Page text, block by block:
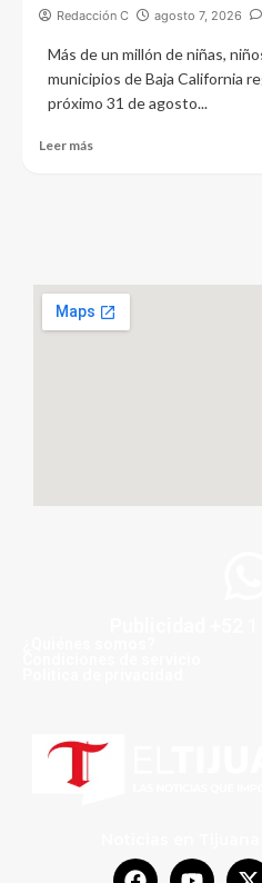
Redacción C agosto 7, 2026
Más de un millón de niñas,
municipios de Baja California
próximo 31 de agosto...
Leer más